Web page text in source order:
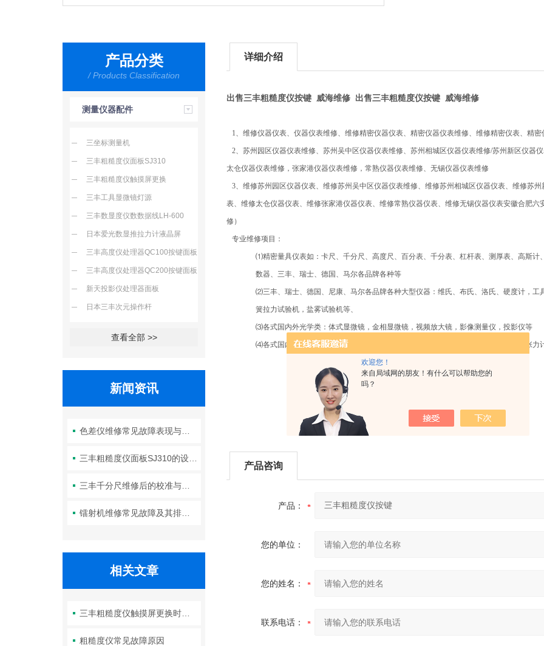
欢迎您！
来自局域网的朋友！有什么可以帮助您的
吗？
产品分类
/ Products Classification
测量仪器配件
三坐标测量机
三丰粗糙度仪面板SJ310
三丰粗糙度仪触摸屏更换
三丰工具显微镜灯源
三丰数显度仪数数据线LH-600
日本爱光数显推拉力计液晶屏
三丰高度仪处理器QC100按键面板
三丰高度仪处理器QC200按键面板
新天投影仪处理器面板
日本三丰次元操作杆
查看全部 >>
新闻资讯
色差仪维修常见故障表现与初步判断
三丰粗糙度仪面板SJ310的设计特性与维护使用规范
三丰千分尺维修后的校准与验证
镭射机维修常见故障及其排查方法
相关文章
三丰粗糙度仪触摸屏更换时需要注意的事项
粗糙度仪常见故障原因
详细介绍
出售三丰粗糙度仪按键 威海维修 出售三丰粗糙度仪按键 威海维修
1、维修仪器仪表、仪器仪表维修、维修精密仪器仪表、精密仪器仪表维修、维修精密仪表、精密
2、苏州园区仪器仪表维修、苏州吴中区仪器仪表维修、苏州相城区仪器仪表维修/苏州新区仪器
太仓仪器仪表维修，张家港仪器仪表维修，常熟仪器仪表维修、无锡仪器仪表维修
3、维修苏州园区仪器仪表、维修苏州吴中区仪器仪表维修、维修苏州相城区仪器仪表、维修苏
表、维修太仓仪器仪表、维修张家港仪器仪表、维修常熟仪器仪表、维修无锡仪器仪表安徽合肥
修）
专业维修项目：
⑴精密量具仪表如：卡尺、千分尺、高度尺、百分表、千分表、杠杆表、测厚表、高斯
数器、三丰、瑞士、德国、马尔各品牌各种等
⑵三丰、瑞士、德国、尼康、马尔各品牌各种大型仪器：维氏、布氏、洛氏、硬度计，
簧拉力试验机，盐雾试验机等、
⑶各式国内外光学类：体式显微镜，金相显微镜，视频放大镜，影像测量仪，投影仪等
⑷各式国内外力学类：扭力扳手，气动扭力板手、扭力计，扭力测试仪，推拉力计，张力
产品咨询
产品：
您的单位：
您的姓名：
联系电话：